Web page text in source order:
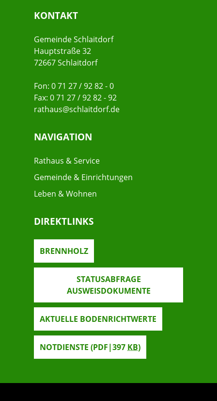
KONTAKT
Gemeinde Schlaitdorf
Hauptstraße 32
72667 Schlaitdorf
Fon: 0 71 27 / 92 82 - 0
Fax: 0 71 27 / 92 82 - 92
rathaus@schlaitdorf.de
NAVIGATION
Rathaus & Service
Gemeinde & Einrichtungen
Leben & Wohnen
DIREKTLINKS
BRENNHOLZ
STATUSABFRAGE
AUSWEISDOKUMENTE
AKTUELLE BODENRICHTWERTE
NOTDIENSTE (PDF|397 KB)